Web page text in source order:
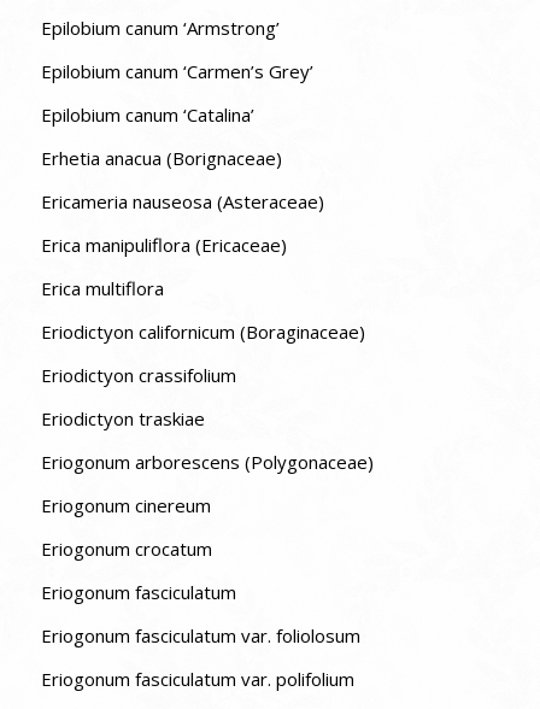
Epilobium canum ‘Armstrong’
Epilobium canum ‘Carmen’s Grey’
Epilobium canum ‘Catalina’
Erhetia anacua (Borignaceae)
Ericameria nauseosa (Asteraceae)
Erica manipuliflora (Ericaceae)
Erica multiflora
Eriodictyon californicum (Boraginaceae)
Eriodictyon crassifolium
Eriodictyon traskiae
Eriogonum arborescens (Polygonaceae)
Eriogonum cinereum
Eriogonum crocatum
Eriogonum fasciculatum
Eriogonum fasciculatum var. foliolosum
Eriogonum fasciculatum var. polifolium